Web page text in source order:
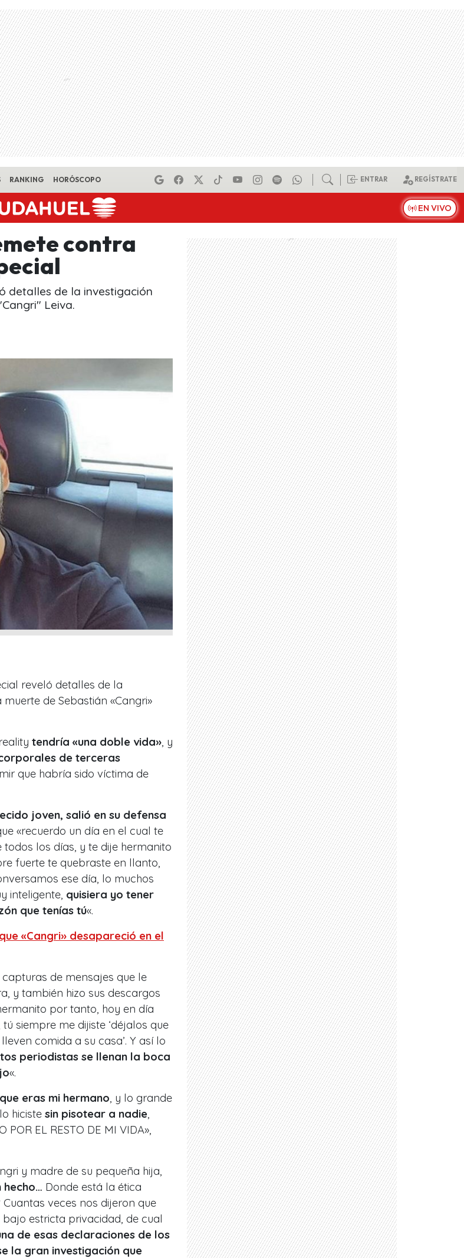
RANKING HORÓSCOPO ENTRAR REGÍSTRATE
EN VIVO
contra
detalles de la investigación
Leiva.
reveló detalles de la
de Sebastián «Cangri»
tendría «una doble vida» , y
de terceras
que habría sido víctima de
joven, salió en su defensa
«recuerdo un día en el cual te
los días, y te dije hermanito
fuerte te quebraste en llanto,
ese día, lo muchos
inteligente, quisiera yo tener
que tenías tú«.
«Cangri» desapareció en el
de mensajes que le
y también hizo sus descargos
por tanto, hoy en día
siempre me dijiste ‘déjalos que
comida a su casa’. Y así lo
periodistas se llenan la boca
«.
eras mi hermano , y lo grande
hiciste sin pisotear a nadie
EL RESTO DE MI VIDA»,
y madre de su pequeña hija,
hecho… Donde está la ética
veces nos dijeron que
estricta privacidad, de cual
de esas declaraciones de los
la gran investigación que